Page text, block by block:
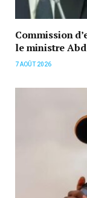
Commission
le ministre
7 AOÛT 2026